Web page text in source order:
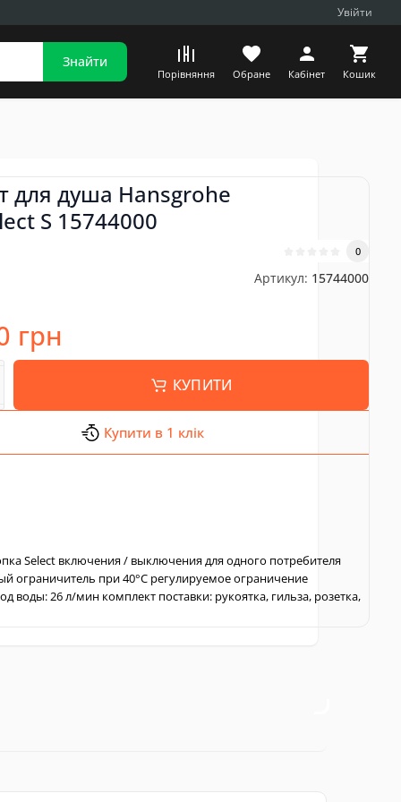
Увійти
Знайти
Порівняння Обране Кабінет Кошик
для душа Hansgrohe
S 15744000
0
Артикул: 15744000
грн
КУПИТИ
Купити в 1 клік
Select включения / выключения для одного потребителя
ограничитель при 40°C регулируемое ограничение
воды: 26 л/мин комплект поставки: рукоятка, гильза, розетка,